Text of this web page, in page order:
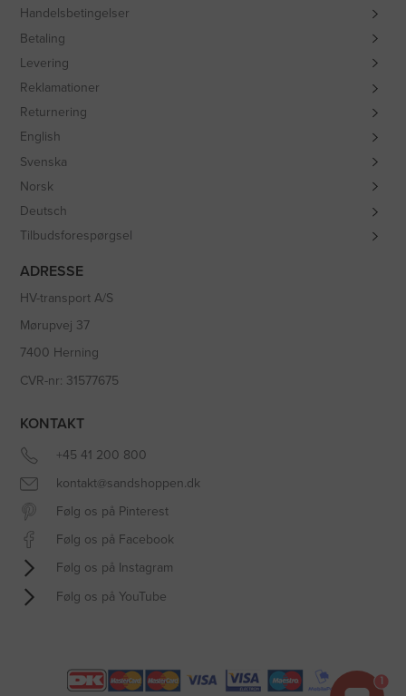
Handelsbetingelser
Betaling
Levering
Reklamationer
Returnering
English
Svenska
Norsk
Deutsch
Tilbudsforespørgsel
ADRESSE
HV-transport A/S
Mørupvej 37
7400 Herning
CVR-nr: 31577675
KONTAKT
+45 41 200 800
kontakt@sandshoppen.dk
Følg os på Pinterest
Følg os på Facebook
Følg os på Instagram
Følg os på YouTube
1